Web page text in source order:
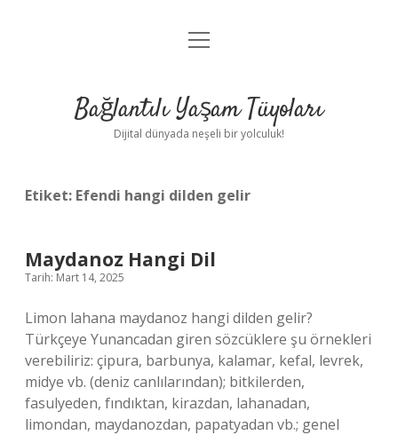
Anasayfa
Yasal Uyarı
menüyü
Bağlantılı Yaşam Tüyoları
Dijital dünyada neşeli bir yolculuk!
Etiket: Efendi hangi dilden gelir
Maydanoz Hangi Dil
Tarih: Mart 14, 2025
Limon lahana maydanoz hangi dilden gelir?
Türkçeye Yunancadan giren sözcüklere şu örnekleri
verebiliriz: çipura, barbunya, kalamar, kefal, levrek,
midye vb. (deniz canlılarından); bitkilerden,
fasulyeden, fındıktan, kirazdan, lahanadan,
limondan, maydanozdan, papatyadan vb.; genel